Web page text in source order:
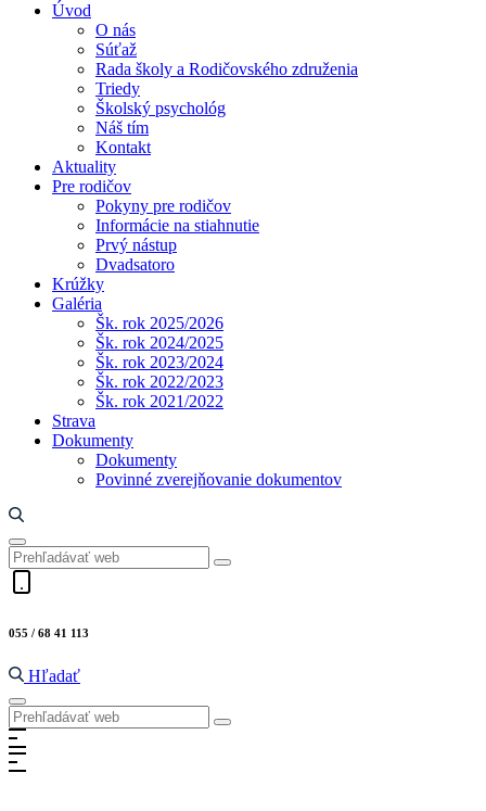
Úvod
O nás
Súťaž
Rada školy a Rodičovského združenia
Triedy
Školský psychológ
Náš tím
Kontakt
Aktuality
Pre rodičov
Pokyny pre rodičov
Informácie na stiahnutie
Prvý nástup
Dvadsatoro
Krúžky
Galéria
Šk. rok 2025/2026
Šk. rok 2024/2025
Šk. rok 2023/2024
Šk. rok 2022/2023
Šk. rok 2021/2022
Strava
Dokumenty
Dokumenty
Povinné zverejňovanie dokumentov
055 / 68 41 113
Hľadať